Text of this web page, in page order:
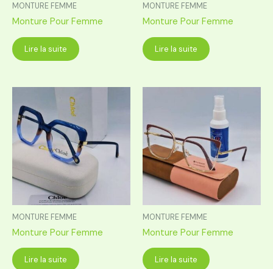
MONTURE FEMME
Monture Pour Femme
Lire la suite
MONTURE FEMME
Monture Pour Femme
Lire la suite
MONTURE FEMME
Monture Pour Femme
Lire la suite
MONTURE FEMME
Monture Pour Femme
Lire la suite